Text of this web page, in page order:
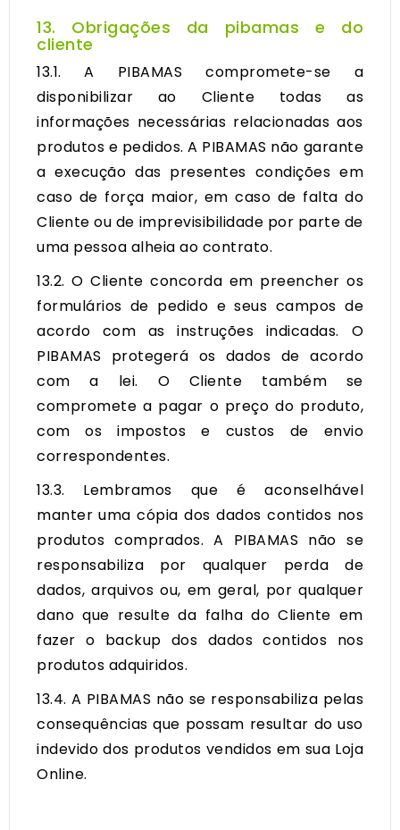
13. Obrigações da pibamas e do
cliente
13.1. A PIBAMAS compromete-se a
disponibilizar ao Cliente todas as
informações necessárias relacionadas aos
produtos e pedidos. A PIBAMAS não garante
a execução das presentes condições em
caso de força maior, em caso de falta do
Cliente ou de imprevisibilidade por parte de
uma pessoa alheia ao contrato.
13.2. O Cliente concorda em preencher os
formulários de pedido e seus campos de
acordo com as instruções indicadas. O
PIBAMAS protegerá os dados de acordo
com a lei. O Cliente também se
compromete a pagar o preço do produto,
com os impostos e custos de envio
correspondentes.
13.3. Lembramos que é aconselhável
manter uma cópia dos dados contidos nos
produtos comprados. A PIBAMAS não se
responsabiliza por qualquer perda de
dados, arquivos ou, em geral, por qualquer
dano que resulte da falha do Cliente em
fazer o backup dos dados contidos nos
produtos adquiridos.
13.4. A PIBAMAS não se responsabiliza pelas
consequências que possam resultar do uso
indevido dos produtos vendidos em sua Loja
Online.